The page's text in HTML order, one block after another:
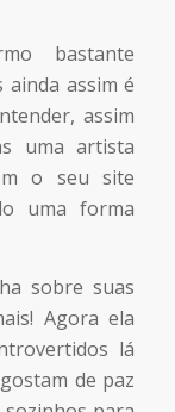
bastante
assim é
assim
uma artista
o seu site
uma forma
sobre suas
Agora ela
lá
de paz